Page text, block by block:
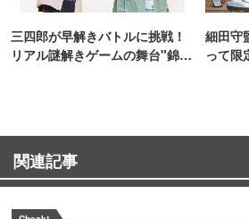
三四郎が早解きバトルに挑戦！
リアル謎解きゲームの舞台"錦糸
細田守
って限
関連記事